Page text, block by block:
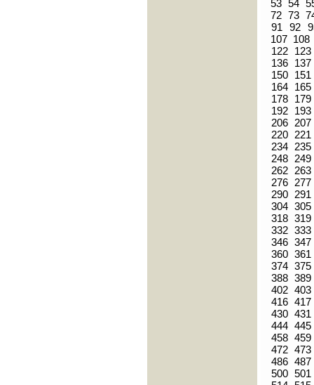
53 54
72 73
91
92
107 108
122
123
136
137
150
151
164
165
178
179
192
193
206 207
220
221
234
235
248
249
262
263
276
277
290
291
304 305
318 319
332 333
346 347
360 361
374 375
388 389
402 403
416 417
430 431
444 445
458 459
472 473
486 487
500 501